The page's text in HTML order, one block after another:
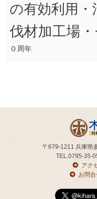
の有効利用・
伐材加工場
０周年
〒679-1211 兵庫県
TEL.0795-35-
アク
お問